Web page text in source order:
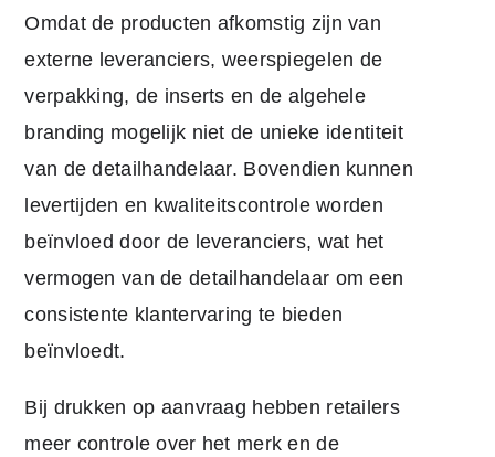
Omdat de producten afkomstig zijn van
externe leveranciers, weerspiegelen de
verpakking, de inserts en de algehele
branding mogelijk niet de unieke identiteit
van de detailhandelaar. Bovendien kunnen
levertijden en kwaliteitscontrole worden
beïnvloed door de leveranciers, wat het
vermogen van de detailhandelaar om een
consistente klantervaring te bieden
beïnvloedt.
Bij drukken op aanvraag hebben retailers
meer controle over het merk en de